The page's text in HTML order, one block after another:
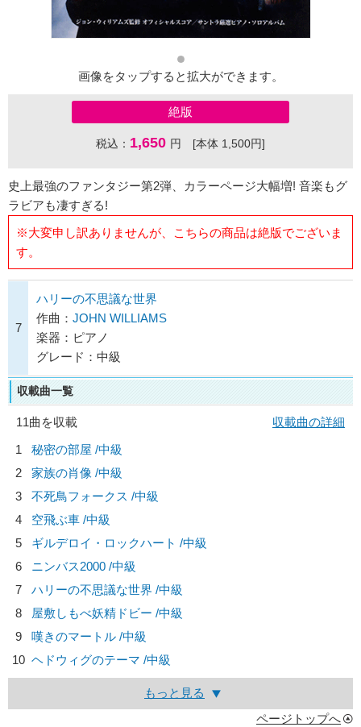
画像をタップすると拡大ができます。
絶版
税込： 1,650 円 [本体 1,500円]
史上最強のファンタジー第2弾、カラーページ大幅増! 音楽もグ
ラビアも凄すぎる!
※大変申し訳ありませんが、こちらの商品は絶版でございま
す。
7
ハリーの不思議な世界
作曲： JOHN WILLIAMS
楽器：ピアノ
グレード：中級
収載曲一覧
11曲を収載
収載曲の詳細
1
秘密の部屋 /中級
2
家族の肖像 /中級
3
不死鳥フォークス /中級
4
空飛ぶ車 /中級
5
ギルデロイ・ロックハート /中級
6
ニンバス2000 /中級
7
ハリーの不思議な世界 /中級
8
屋敷しもべ妖精ドビー /中級
9
嘆きのマートル /中級
10 ヘドウィグのテーマ /中級
もっと見る
ページトップへ